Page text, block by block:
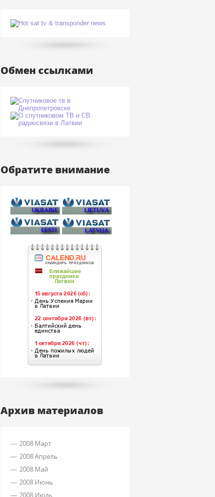
Обмен ссылками
Обратите внимание
Архив материалов
2008 Март
2008 Апрель
2008 Май
2008 Июнь
2008 Июль